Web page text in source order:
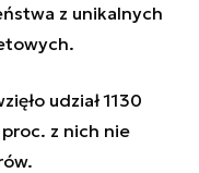
z unikalnych
udział 1130
z nich nie